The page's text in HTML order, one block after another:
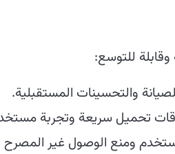
للتوسع:
والتحسينات المستقبلية.
تحميل سريعة وتجربة
ومنع الوصول غير المصرح